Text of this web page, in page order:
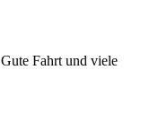
Gute Fahrt und viele